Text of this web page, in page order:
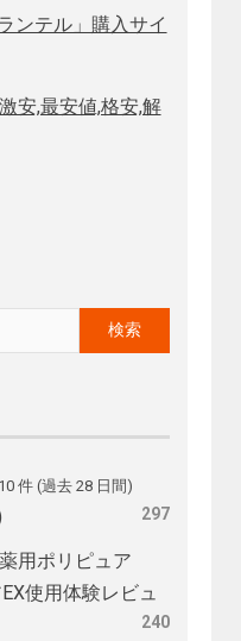
ンテル」購入サイ
安,最安値,格安,解
件 (過去 28 日間)
297
用ポリピュア
使用体験レビュ
240